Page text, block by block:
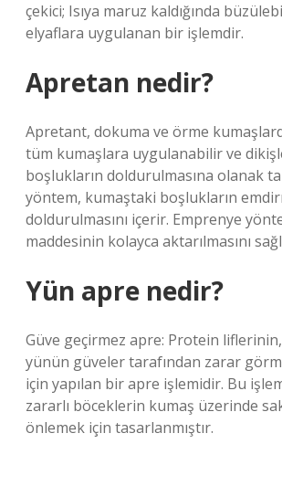
çekici; Isıya maruz kaldığında
elyaflara uygulanan bir işlemdir.
Apretan nedir?
Apretant, dokuma ve örme
tüm kumaşlara uygulanabilir ve
boşlukların doldurulmasına olanak
yöntem, kumaştaki boşlukların
doldurulmasını içerir. Emprenye
maddesinin kolayca aktarılmasını
Yün apre nedir?
Güve geçirmez apre: Protein
yünün güveler tarafından zarar
için yapılan bir apre işlemidir. Bu
zararlı böceklerin kumaş üzerinde
önlemek için tasarlanmıştır.